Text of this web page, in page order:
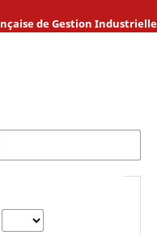
de Gestion Industrielle